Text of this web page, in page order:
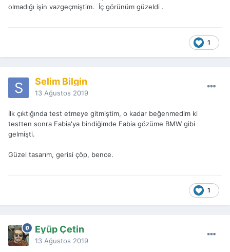
olmadığı işin vazgeçmiştim. İç görünüm güzeldi .
1
Selim Bilgin
13 Ağustos 2019
İlk çıktığında test etmeye gitmiştim, o kadar beğenmedim ki
testten sonra Fabia'ya bindiğimde Fabia gözüme BMW gibi
gelmişti.
Güzel tasarım, gerisi çöp, bence.
1
Eyüp Çetin
13 Ağustos 2019